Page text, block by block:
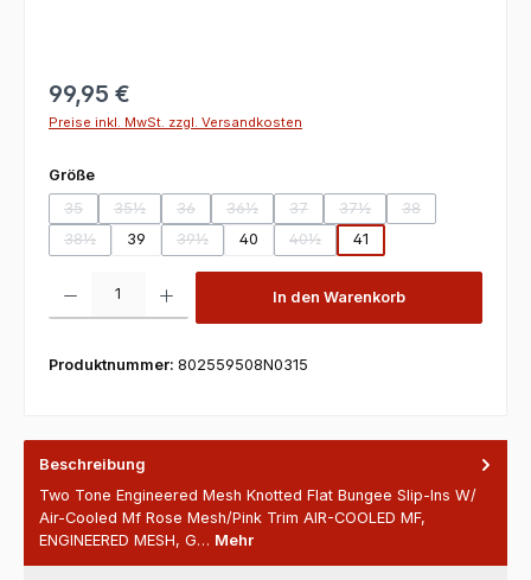
99,95 €
Preise inkl. MwSt. zzgl. Versandkosten
Größeauswählen
35
(Diese Option ist zurzeit nicht verfügbar.)
35½
(Diese Option ist zurzeit nicht verfügbar.)
36
(Diese Option ist zurzeit nicht verfügbar.)
36½
(Diese Option ist zurzeit nicht verfügbar.)
37
(Diese Option ist zurzeit nicht
37½
(Diese Option ist zurzeit
38
(Diese Option ist
38½
(Diese Option ist zurzeit nicht verfügbar.)
39 39½
(Diese Option ist zurzeit nicht verfügbar.)
40 40½
(Diese Option ist zurzeit nicht
41
Produkt Anzahl: Gib den gewünschten Wert ein oder benutze die
In den Warenkorb
Produktnummer: 802559508N0315
Beschreibung
Two Tone Engineered Mesh Knotted Flat Bungee Slip-Ins W/
Air-Cooled Mf Rose Mesh/Pink Trim AIR-COOLED MF,
ENGINEERED MESH, G… Mehr